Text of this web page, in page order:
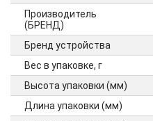
Производитель
(БРЕНД)
Бренд устройства
Вес в упаковке, г
Высота упаковки (мм)
Длина упаковки (мм)